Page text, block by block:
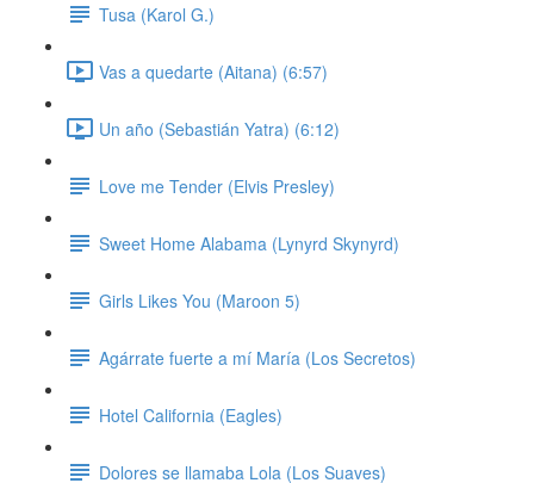
Tusa (Karol G.)
Vas a quedarte (Aitana) (6:57)
Un año (Sebastián Yatra) (6:12)
Love me Tender (Elvis Presley)
Sweet Home Alabama (Lynyrd Skynyrd)
Girls Likes You (Maroon 5)
Agárrate fuerte a mí María (Los Secretos)
Hotel California (Eagles)
Dolores se llamaba Lola (Los Suaves)